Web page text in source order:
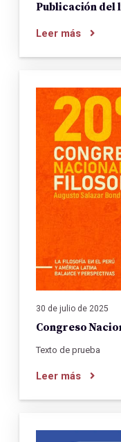
Publicación del
Leer más
30 de julio de 2025
Congreso
Texto de prueba
Leer más